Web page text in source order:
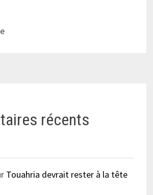
récents
Touahria devrait rester à la tête